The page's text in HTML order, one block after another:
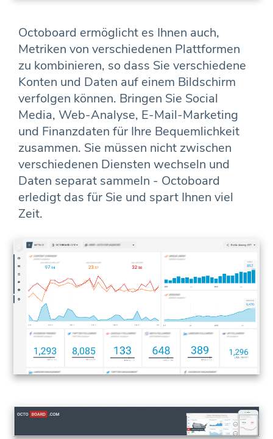
Octoboard ermöglicht es Ihnen auch,
Metriken von verschiedenen Plattformen
zu kombinieren, so dass Sie verschiedene
Konten und Daten auf einem Bildschirm
verfolgen können. Bringen Sie Social
Media, Web-Analyse, E-Mail-Marketing
und Finanzdaten für Ihre Bequemlichkeit
zusammen. Sie müssen nicht zwischen
verschiedenen Diensten wechseln und
Daten separat sammeln - Octoboard
erledigt das für Sie und spart Ihnen viel
Zeit.